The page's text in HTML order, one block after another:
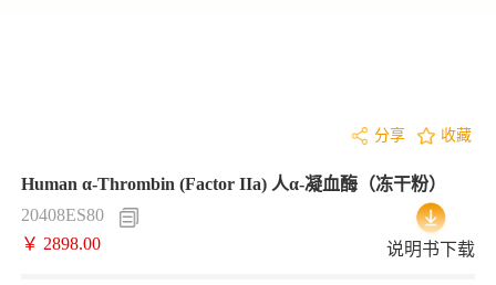
分享 收藏
Human α-Thrombin (Factor IIa) 人α-凝血酶（冻干粉）
20408ES80
￥ 2898.00
说明书下载